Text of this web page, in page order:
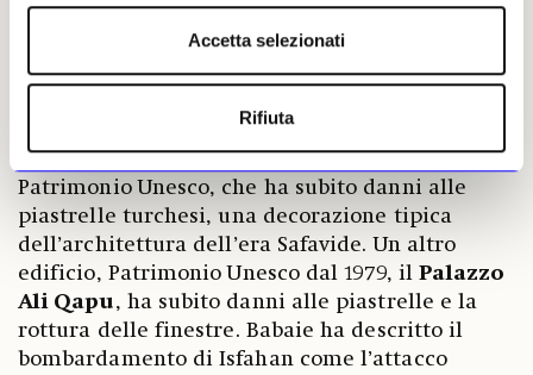
Accetta selezionati
Rifiuta
Jamalinejad, l’ha descritta come «un museo senza
», sottolineandone il valore culturale e la
vulnerabilità in un post sui social media. I danni
. Tra i siti danneggiati figurano
diverse moschee, tra cui laMasjed-e Jameh,
Patrimonio Unesco, che ha subito danni alle
piastrelle turchesi, una decorazione tipica
dell’architettura dell’era Safavide. Un altro
edificio, Patrimonio Unesco dal 1979, il Palazzo
Ali Qapu, ha subito danni alle piastrelle e la
rottura delle finestre. Babaie ha descritto il
bombardamento di Isfahan come l’attacco